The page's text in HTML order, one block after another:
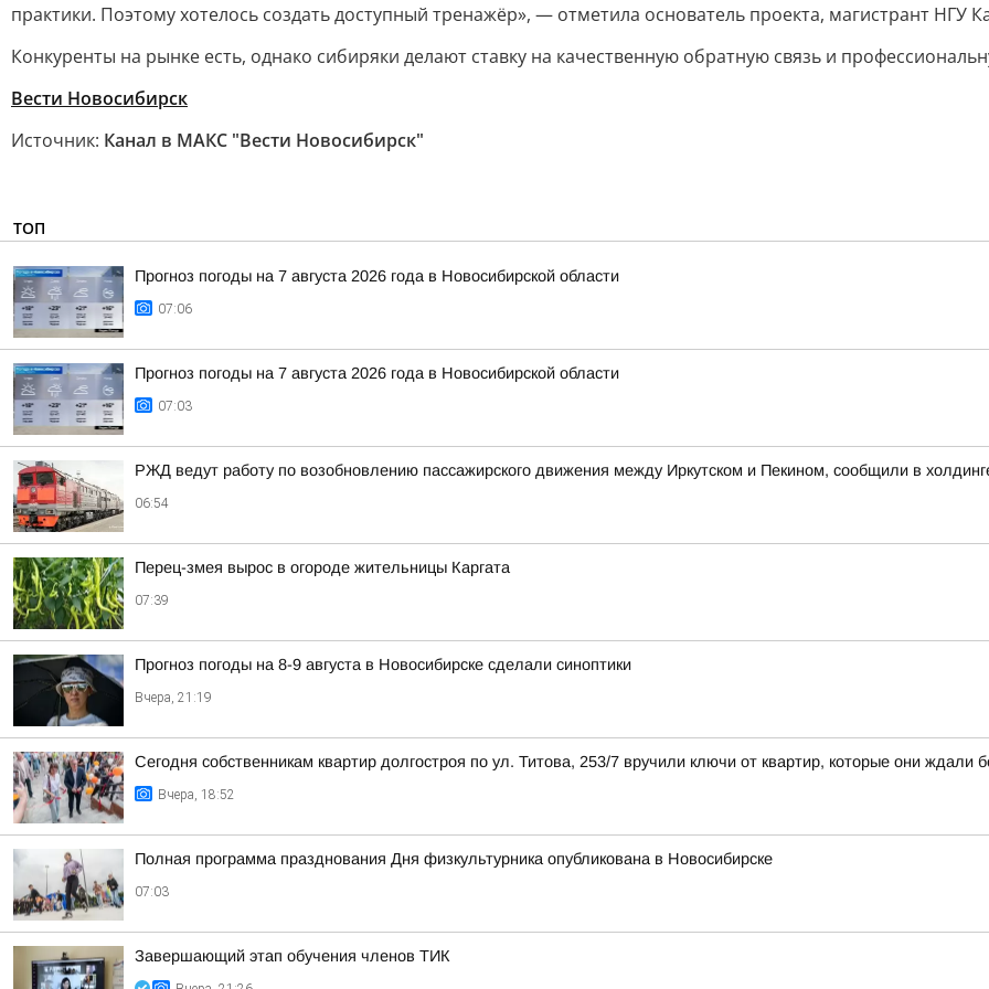
практики. Поэтому хотелось создать доступный тренажёр», — отметила основатель проекта, магистрант НГУ
Конкуренты на рынке есть, однако сибиряки делают ставку на качественную обратную связь и
Вести Новосибирск
Источник: Канал в МАКС "Вести Новосибирск"
ТОП
Прогноз погоды на 7 августа 2026 года в Новосибирской области
07:06
Прогноз погоды на 7 августа 2026 года в Новосибирской области
07:03
РЖД ведут работу по возобновлению пассажирского движения между Иркутском и Пекином, сообщили в
06:54
Перец-змея вырос в огороде жительницы Каргата
07:39
Прогноз погоды на 8-9 августа в Новосибирске сделали синоптики
Вчера, 21:19
Сегодня собственникам квартир долгостроя по ул. Титова, 253/7 вручили ключи от квартир, которые они ждали
Вчера, 18:52
Полная программа празднования Дня физкультурника опубликована в Новосибирске
07:03
Завершающий этап обучения членов ТИК